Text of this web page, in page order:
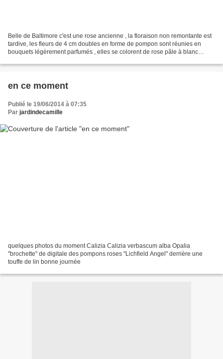
Belle de Baltimore c'est une rose ancienne , la floraison non remontante est
tardive, les fleurs de 4 cm doubles en forme de pompon sont réunies en
bouquets légèrement parfumés , elles se colorent de rose pâle à blanc
en ce moment
Publié le 19/06/2014 à 07:35
Par jardindecamille
quelques photos du moment Calizia Calizia verbascum alba Opalia
"brochette" de digitale des pompons roses "Lichfield Angel" derrière une
touffe de lin bonne journée